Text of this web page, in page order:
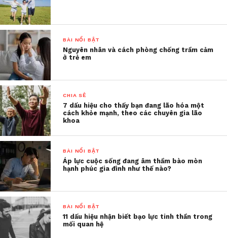
Sau rất nhiều nỗ lực để thay đổi anh ấy, cái tôi nhận
lại chỉ là sự hờ hững, lạnh nhạt và ngày càng “nổi
loạn” của chồng tôi. Bản thân tôi đã từng muốn
chấm dứt cuộc hôn nhân mà tôi cho rằng là sai
lầm này. Thế nhưng, cũng như rất nhiều phụ nữ
Việt Nam, tôi không dám. Tôi sợ phải đối mặt với
miệng lưỡi thế gian, sợ phải sống cô độc, sợ con tôi
thiếu thốn tình yêu của ba. Và trên hết là tôi không
tin rằng tôi có thể tìm một người đàn ông khác, tốt
BÀI NỔI BẬT
Nguyên nhân và cách phòng chống trầm cảm
ở trẻ em
CHIA SẺ
7 dấu hiệu cho thấy bạn đang lão hóa một
cách khỏe mạnh, theo các chuyên gia lão
khoa
BÀI NỔI BẬT
Áp lực cuộc sống đang âm thầm bào mòn
hạnh phúc gia đình như thế nào?
BÀI NỔI BẬT
11 dấu hiệu nhận biết bạo lực tinh thần trong
mối quan hệ